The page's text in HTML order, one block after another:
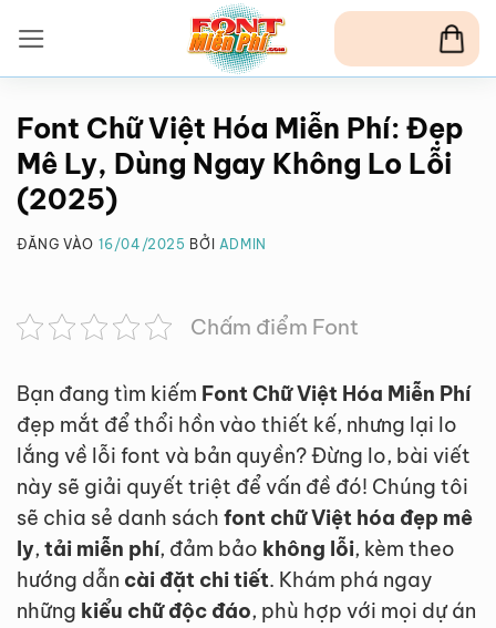
qua
nội
Font Chữ Việt Hóa Miễn Phí: Đẹp
Mê Ly, Dùng Ngay Không Lo Lỗi
(2025)
ĐĂNG VÀO 16/04/2025 BỞI ADMIN
Chấm điểm Font
Bạn đang tìm kiếm Font Chữ Việt Hóa Miễn Phí
đẹp mắt để thổi hồn vào thiết kế, nhưng lại lo
lắng về lỗi font và bản quyền? Đừng lo, bài viết
này sẽ giải quyết triệt để vấn đề đó! Chúng tôi
sẽ chia sẻ danh sách font chữ Việt hóa đẹp mê
ly, tải miễn phí, đảm bảo không lỗi, kèm theo
hướng dẫn cài đặt chi tiết. Khám phá ngay
những kiểu chữ độc đáo, phù hợp với mọi dự án